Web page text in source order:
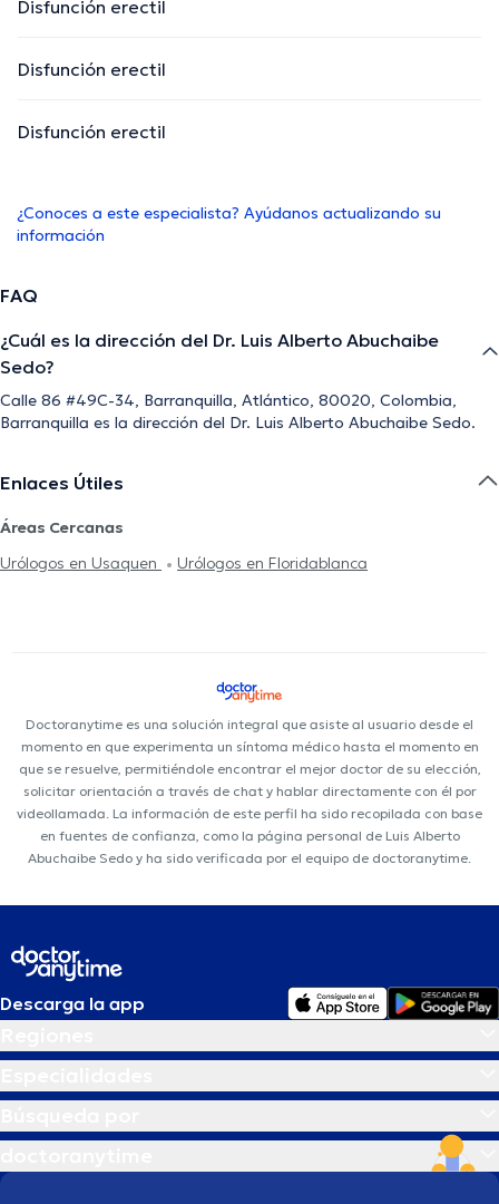
Disfunción erectil
Disfunción erectil
Disfunción erectil
¿Conoces a este especialista? Ayúdanos actualizando su
información
FAQ
¿Cuál es la dirección del Dr. Luis Alberto Abuchaibe
Sedo?
Calle 86 #49C-34, Barranquilla, Atlántico, 80020, Colombia,
Barranquilla es la dirección del Dr. Luis Alberto Abuchaibe Sedo.
Enlaces Útiles
Áreas Cercanas
Urólogos en Usaquen
Urólogos en Floridablanca
Doctoranytime es una solución integral que asiste al usuario desde el
momento en que experimenta un síntoma médico hasta el momento en
que se resuelve, permitiéndole encontrar el mejor doctor de su elección,
solicitar orientación a través de chat y hablar directamente con él por
videollamada. La información de este perfil ha sido recopilada con base
en fuentes de confianza, como la página personal de Luis Alberto
Abuchaibe Sedo y ha sido verificada por el equipo de doctoranytime.
Descarga la app